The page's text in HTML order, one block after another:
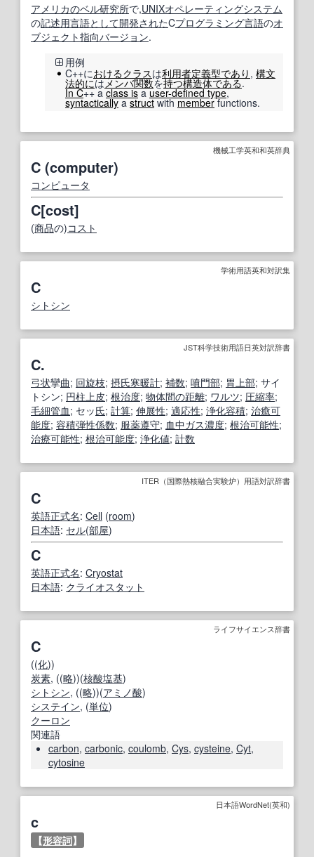
アメリカのベル研究所で,UNIXオペレーティングシステム
の記述用言語として開発されたCプログラミング言語のオ
ブジェクト指向バージョン.
用例
C++におけるクラスは利用者定義型であり , 構文
法的にはメンバ関数を持つ構造体である.
In C++ aclass isauser-defined type,
syntacticallyastructwithmemberfunctions.
機械工学英和和英辞典
C (computer)
コンピュータ
C[cost]
(商品の)コスト
学術用語英和対訳集
C
シトシン
JST科学技術用語日英対訳辞書
C.
弓状攣曲; 回旋枝; 摂氏寒暖計; 補数; 噴門部; 胃 上部; サイ
トシン; 円柱上皮; 根治度; 物体間の距離; ワルツ; 圧縮率;
毛細管血; セッ氏; 計算; 伸展性; 適応性; 浄化容積; 治癒可
能度; 容積弾性係数; 服薬遵守; 血中ガス濃度; 根治可能性;
治療可能性; 根治可能度; 浄化値; 計数
ITER（国際熱核融合実験炉）用語対訳辞書
C
英語正式名: Cell (room)
日本語: セル(部屋)
C
英語正式名: Cryostat
日本語: クライオスタット
ライフサイエンス辞書
C
((化))
炭素, ((略))(核酸塩基)
シトシン, ((略))(アミノ酸)
システイン, (単位)
クーロン
関連語
carbon, carbonic, coulomb, Cys, cysteine, Cyt,
cytosine
日本語WordNet(英和)
c
【形容詞】